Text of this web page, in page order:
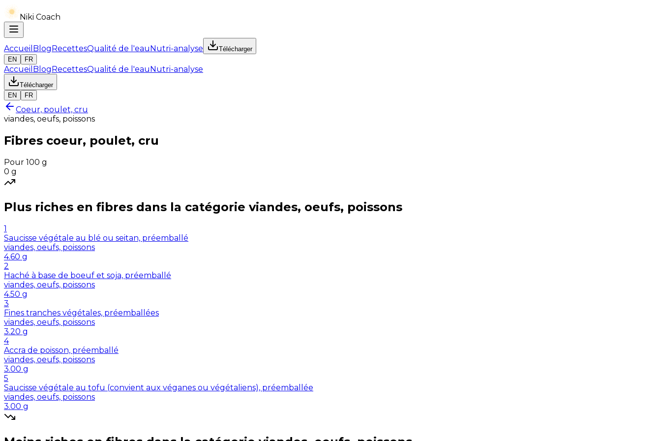
Niki Coach
Accueil BlogRecettesQualité de l'eauNutri-analyse
Télécharger
EN
FR
Accueil BlogRecettesQualité de l'eauNutri-analyse
Télécharger
EN
FR
Coeur, poulet, cru
viandes, oeufs, poissons
Fibres coeur, poulet, cru
Pour 100 g
0 g
Plus riches en fibres dans la catégorie viandes, oeufs, poissons
1
Saucisse végétale au blé ou seitan, préemballé
viandes, oeufs, poissons
4.60 g
2
Haché à base de boeuf et soja, préemballé
viandes, oeufs, poissons
4.50 g
3
Fines tranches végétales, préemballées
viandes, oeufs, poissons
3.20 g
4
Accra de poisson, préemballé
viandes, oeufs, poissons
3.00 g
5
Saucisse végétale au tofu (convient aux véganes ou végétaliens), préemballée
viandes, oeufs, poissons
3.00 g